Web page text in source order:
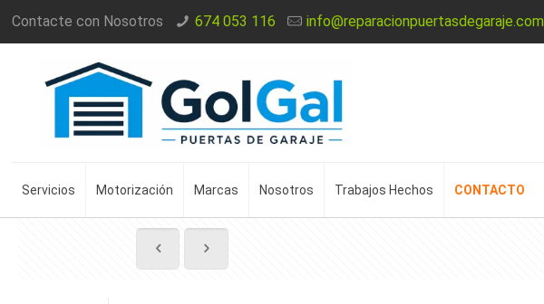
Contacte con Nosotros 674 053 116 info@reparacionpuertasdegaraje.com
Servicios Motorización Marcas Nosotros Trabajos Hechos CONTACTO